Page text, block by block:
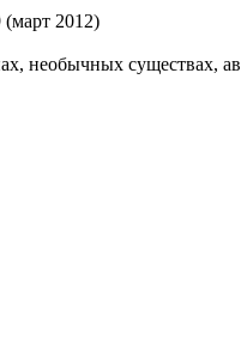
необычных существах,